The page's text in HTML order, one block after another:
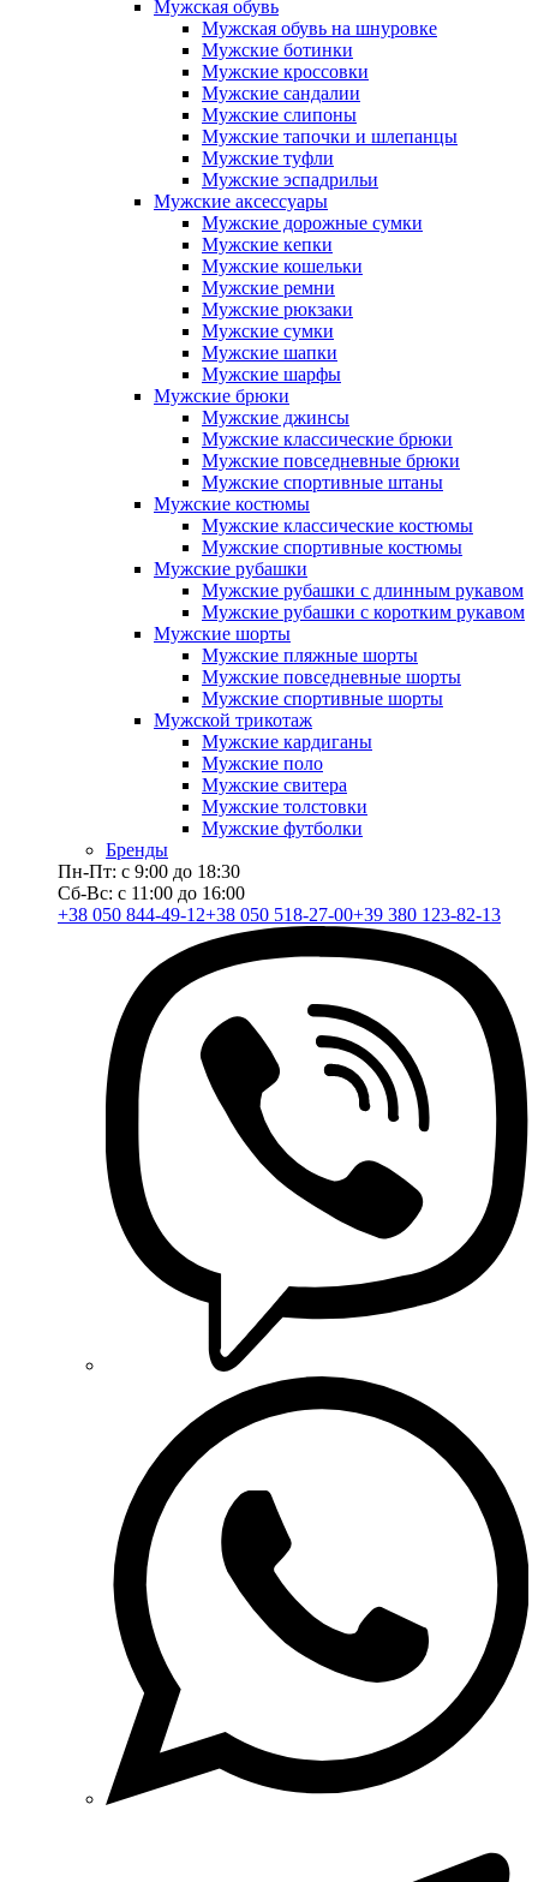
Мужская обувь
Мужская обувь на шнуровке
Мужские ботинки
Мужские кроссовки
Мужские сандалии
Мужские слипоны
Мужские тапочки и шлепанцы
Мужские туфли
Мужские эспадрильи
Мужские аксессуары
Мужские дорожные сумки
Мужские кепки
Мужские кошельки
Мужские ремни
Мужские рюкзаки
Мужские сумки
Мужские шапки
Мужские шарфы
Мужские брюки
Мужские джинсы
Мужские классические брюки
Мужские повседневные брюки
Мужские спортивные штаны
Мужские костюмы
Мужские классические костюмы
Мужские спортивные костюмы
Мужские рубашки
Мужские рубашки с длинным рукавом
Мужские рубашки с коротким рукавом
Мужские шорты
Мужские пляжные шорты
Мужские повседневные шорты
Мужские спортивные шорты
Мужской трикотаж
Мужские кардиганы
Мужские поло
Мужские свитера
Мужские толстовки
Мужские футболки
Бренды
Пн-Пт: с 9:00 до 18:30
Сб-Вс: с 11:00 до 16:00
+38 050 844-49-12+38 050 518-27-00+39 380 123-82-13